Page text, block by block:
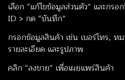
เลือก “แก้ไขข้อมูลส่วนตัว” และกรอ
ID > กด “บันทึก”
กรอกข้อมูลสินค้า เช่น เบอร์โทร, ห
รายละเอียด และรูปภาพ
คลิก “ลงขาย” เพื่อเผยแพร่สินค้า